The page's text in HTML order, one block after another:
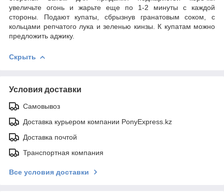
увеличьте огонь и жарьте еще по 1-2 минуты с каждой
стороны. Подают купаты, сбрызнув гранатовым соком, с
кольцами репчатого лука и зеленью кинзы. К купатам можно
предложить аджику.
Скрыть
Условия доставки
Самовывоз
Доставка курьером компании PonyExpress.kz
Доставка почтой
Транспортная компания
Все условия доставки